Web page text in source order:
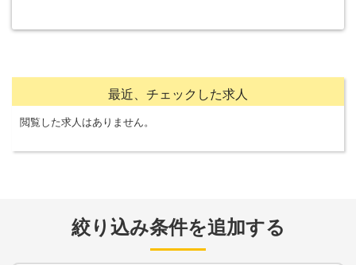
最近、チェックした求人
閲覧した求人はありません。
絞り込み条件を追加する